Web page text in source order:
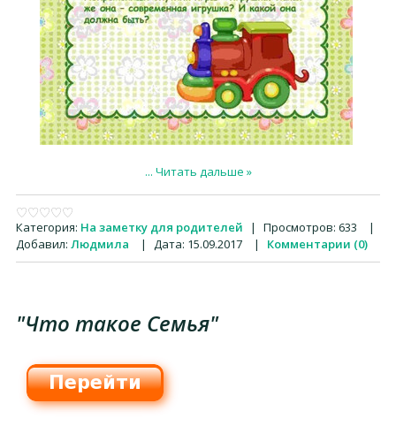
... Читать дальше »
Категория: На заметку для родителей | Просмотров: 633
|
Добавил: Людмила | Дата: 15.09.2017 | Комментарии (0)
"Что такое Семья"